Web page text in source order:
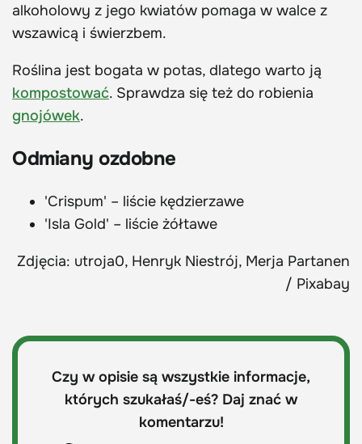
alkoholowy z jego kwiatów pomaga w walce z
wszawicą i świerzbem.
Roślina jest bogata w potas, dlatego warto ją
kompostować. Sprawdza się też do robienia
gnojówek.
Odmiany ozdobne
'Crispum' – liście kędzierzawe
'Isla Gold' – liście żółtawe
Zdjęcia: utroja0, Henryk Niestrój, Merja Partanen
/ Pixabay
Czy w opisie są wszystkie informacje,
których szukałaś/-eś? Daj znać w
komentarzu!